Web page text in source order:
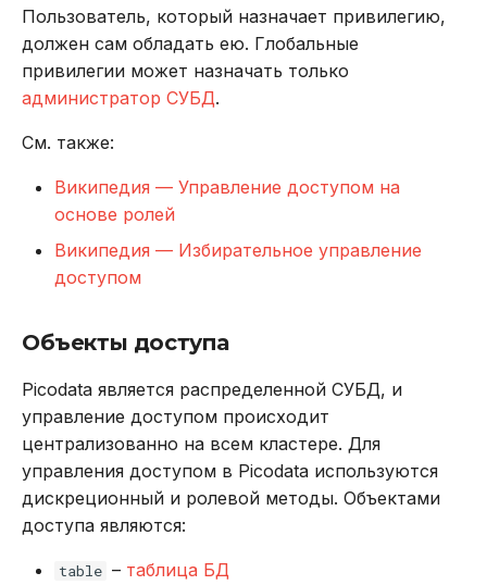
процедурам
TRUNCATE TABLE
UPDATE
Пользователь, который назначает привилегию,
должен сам обладать ею. Глобальные
привилегии может назначать только
администратор СУБД.
См. также:
Википедия — Управление доступом на
основе ролей
Википедия — Избирательное управление
доступом
Объекты доступа
Picodata является распределенной СУБД, и
управление доступом происходит
централизованно на всем кластере. Для
управления доступом в Picodata используются
дискреционный и ролевой методы. Объектами
доступа являются:
table – таблица БД